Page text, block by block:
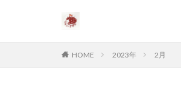
HOME 2023年 2月